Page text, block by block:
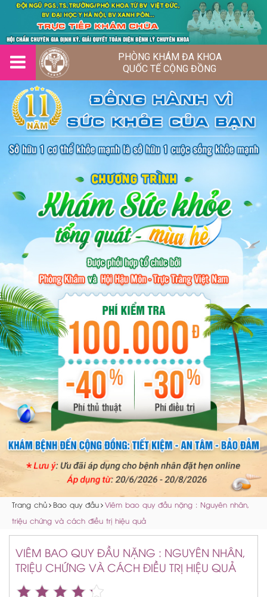
PHÒNG KHÁM ĐA KHOA
QUỐC TẾ CỘNG ĐỒNG
Trang chủ Bao quy đầu Viêm bao quy đầu nặng : Nguyên nhân,
triệu chứng và cách điều trị hiệu quả
VIÊM BAO QUY ĐẦU NẶNG : NGUYÊN NHÂN,
TRIỆU CHỨNG VÀ CÁCH ĐIỀU TRỊ HIỆU QUẢ